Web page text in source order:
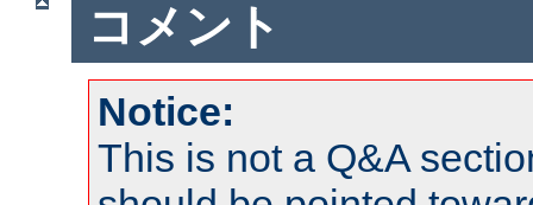
コメント
Notice:
This is not a Q&A